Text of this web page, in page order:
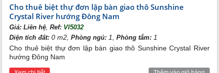
Cho thuê biệt thự đơn lập bàn giao thô Sunshine
Crystal River hướng Đông Nam
Giá:Liên hệ,Ref: VI5032
Diện tích đất: 0 m2,Phòng ngủ: 1,Phòng tắm: 1
Cho thuê biệt thự đơn lập bàn giao thô Sunshine Crystal River
hướng Đông Nam